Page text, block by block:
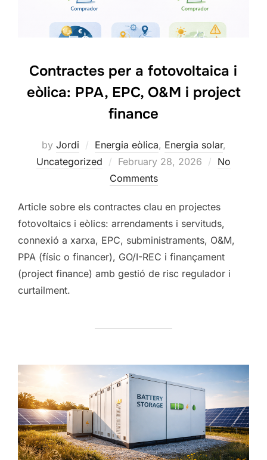
Contractes per a fotovoltaica i
eòlica: PPA, EPC, O&M i project
finance
by Jordi Energia eòlica, Energia solar,
Uncategorized
Posted
on
February 28, 2026
No
Comments
Article sobre els contractes clau en projectes
fotovoltaics i eòlics: arrendaments i servituds,
connexió a xarxa, EPC, subministraments, O&M,
PPA (físic o financer), GO/I-REC i finançament
(project finance) amb gestió de risc regulador i
curtailment.